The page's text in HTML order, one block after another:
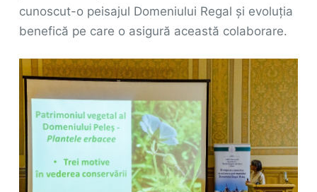
cunoscut-o peisajul Domeniului Regal și evoluția
benefică pe care o asigură această colaborare.